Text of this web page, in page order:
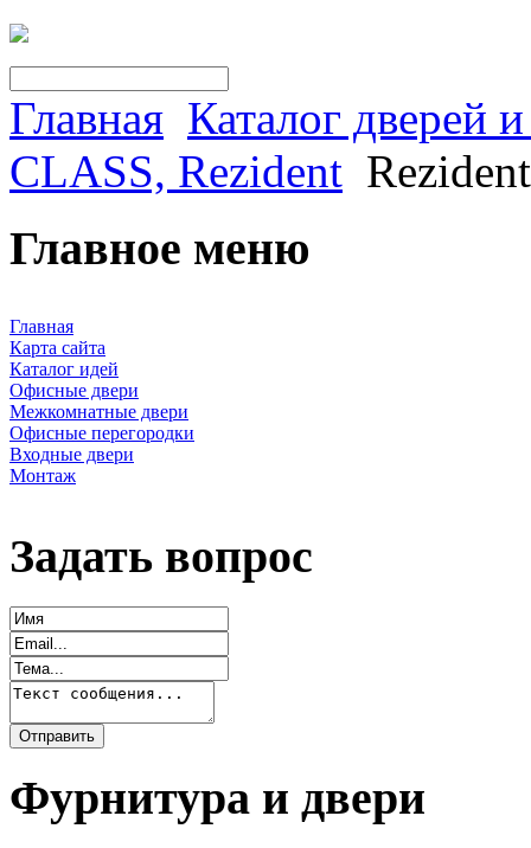
Главная Каталог дверей
CLASS, Rezident
Главное меню
Главная
Карта сайта
Каталог идей
Офисные двери
Межкомнатные двери
Офисные перегородки
Входные двери
Монтаж
Задать вопрос
Фурнитура и двери